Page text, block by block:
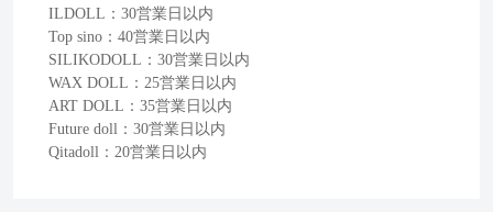
ILDOLL：30営業日以内
Top sino：40営業日以内
SILIKODOLL：30営業日以内
WAX DOLL：25営業日以内
ART DOLL：35営業日以内
Future doll：30営業日以内
Qitadoll：20営業日以内